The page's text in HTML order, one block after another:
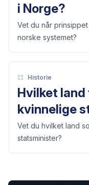
i Norge?
Vet du når
norske systemet?
Historie
Hvilket
kvinnelige
Vet du hvilket land
statsminister?